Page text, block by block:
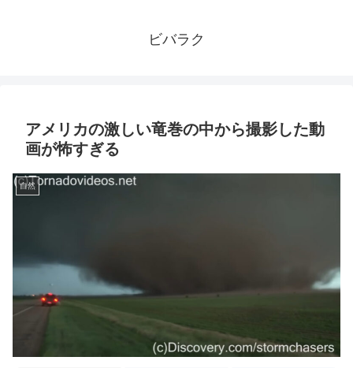
ビバラク
アメリカの激しい竜巻の中から撮影した動
画が怖すぎる
自然